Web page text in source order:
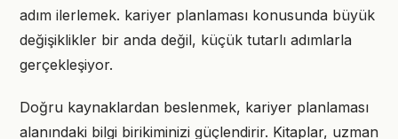
adım ilerlemek. kariyer planlaması konusunda büyük
değişiklikler bir anda değil, küçük tutarlı adımlarla
gerçekleşiyor.
Doğru kaynaklardan beslenmek, kariyer planlaması
alanındaki bilgi birikiminizi güçlendirir. Kitaplar, uzman